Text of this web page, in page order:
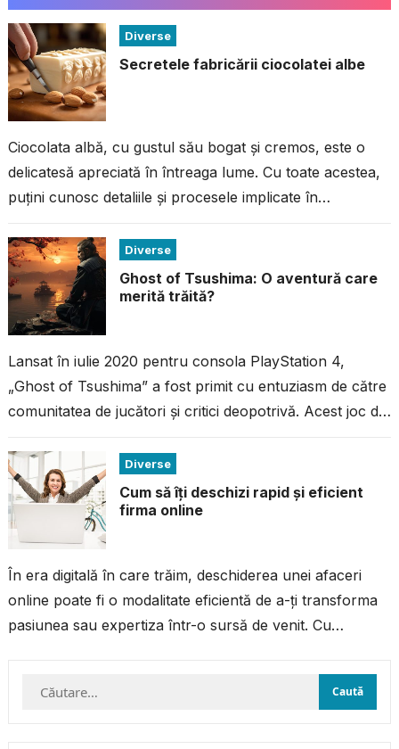
Diverse
Secretele fabricării ciocolatei albe
Ciocolata albă, cu gustul său bogat și cremos, este o
delicatesă apreciată în întreaga lume. Cu toate acestea,
puțini cunosc detaliile și procesele implicate în
Diverse
Ghost of Tsushima: O aventură care
merită trăită?
Lansat în iulie 2020 pentru consola PlayStation 4,
„Ghost of Tsushima” a fost primit cu entuziasm de către
comunitatea de jucători și critici deopotrivă. Acest joc de
Diverse
Cum să îți deschizi rapid și eficient
firma online
În era digitală în care trăim, deschiderea unei afaceri
online poate fi o modalitate eficientă de a-ți transforma
pasiunea sau expertiza într-o sursă de venit. Cu
Caută